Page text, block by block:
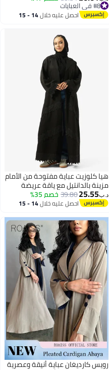
#8 في العبايات
#8 في العبايات احصل عليه خلال 14 - 15
هيا كلوزيت عباية مفتوحة من الأمام
مزينة بالدانتيل مع ياقة عريضة
د.ب‏25.55
39.80خصم 35%
احصل عليه خلال 14 - 15
رويس كارديغان عباية أنيقة وعصرية